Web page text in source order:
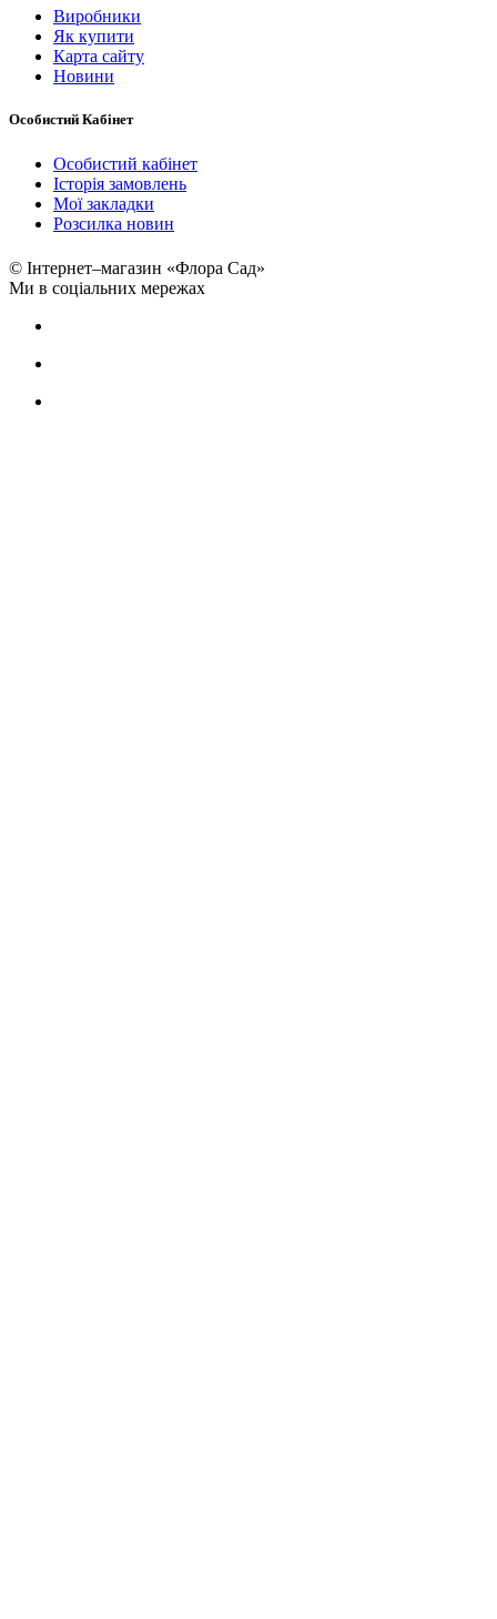
Виробники
Як купити
Карта сайту
Новини
Особистий Кабінет
Особистий кабінет
Історія замовлень
Мої закладки
Розсилка новин
© Інтернет–магазин «Флора Сад»
Ми в соціальних мережах